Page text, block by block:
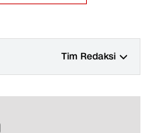
Tim Redaksi